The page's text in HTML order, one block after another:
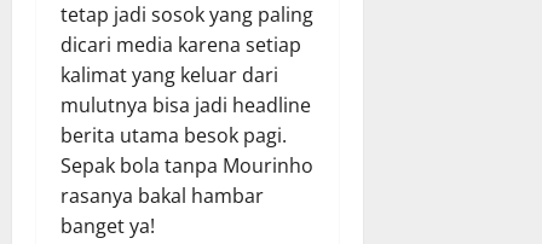
tetap jadi sosok yang paling
dicari media karena setiap
kalimat yang keluar dari
mulutnya bisa jadi headline
berita utama besok pagi.
Sepak bola tanpa Mourinho
rasanya bakal hambar
banget ya!